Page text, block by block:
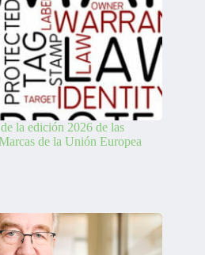
la edición 2026 de las
de la Unión Europea